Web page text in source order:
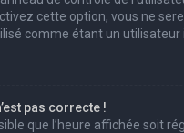
cette option, vous ne
comme étant un utilisateur
pas correcte !
que l’heure affichée soit